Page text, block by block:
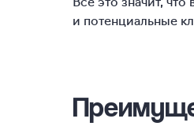
и потенциальные